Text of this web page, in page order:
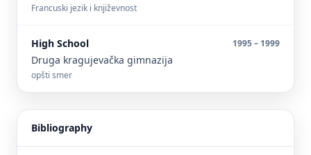
Francuski jezik i književnost
High School 1995 – 1999
Druga kragujevačka gimnazija
opšti smer
Bibliography